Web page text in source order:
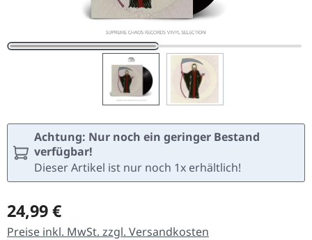
Achtung: Nur noch ein geringer Bestand
verfügbar!
Dieser Artikel ist nur noch 1x erhältlich!
Regulärer Preis:
24,99 €
Preise inkl. MwSt. zzgl. Versandkosten